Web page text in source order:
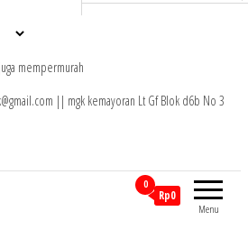
mempermurah
|| mgk kemayoran Lt Gf Blok d6b No 3
Menu
0
Rp0